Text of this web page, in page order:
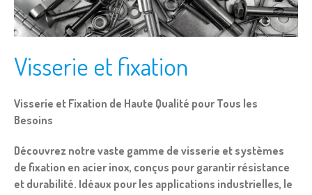
Visserie et fixation
Visserie et Fixation de Haute Qualité pour Tous les
Besoins
Découvrez notre vaste gamme de visserie et systèmes
de fixation en acier inox, conçus pour garantir résistance
et durabilité. Idéaux pour les applications industrielles, le